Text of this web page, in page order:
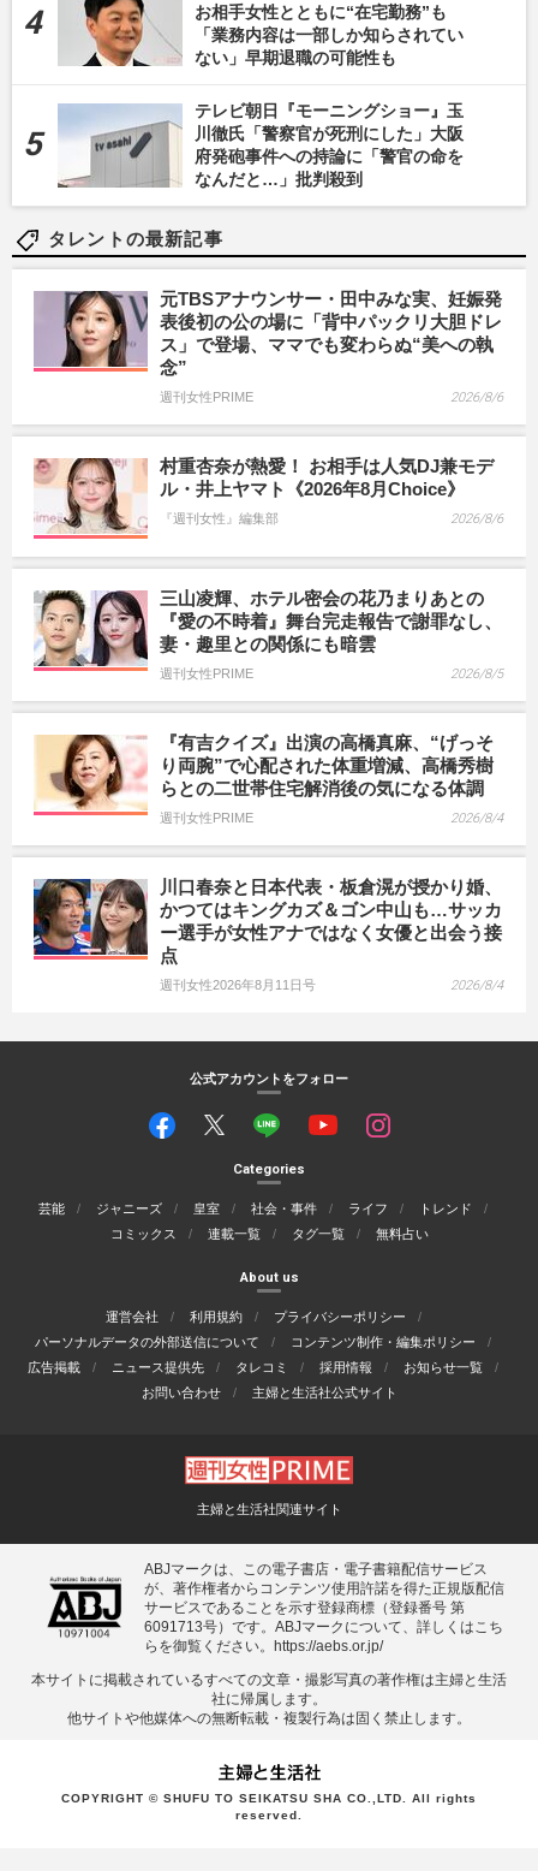
お相手女性とともに“在宅勤務”も
「業務内容は一部しか知らされてい
ない」早期退職の可能性も
テレビ朝日『モーニングショー』玉
川徹氏「警察官が死刑にした」大阪
府発砲事件への持論に「警官の命を
なんだと…」批判殺到
タレントの最新記事
元TBSアナウンサー・田中みな実、妊娠発
表後初の公の場に「背中パックリ大胆ドレ
ス」で登場、ママでも変わらぬ“美への執
念”
週刊女性PRIME 2026/8/6
村重杏奈が熱愛！ お相手は人気DJ兼モデ
ル・井上ヤマト《2026年8月Choice》
『週刊女性』編集部 2026/8/6
三山凌輝、ホテル密会の花乃まりあとの
『愛の不時着』舞台完走報告で謝罪なし、
妻・趣里との関係にも暗雲
週刊女性PRIME 2026/8/5
『有吉クイズ』出演の高橋真麻、“げっそ
り両腕”で心配された体重増減、高橋秀樹
らとの二世帯住宅解消後の気になる体調
週刊女性PRIME 2026/8/4
川口春奈と日本代表・板倉滉が授かり婚、
かつてはキングカズ＆ゴン中山も…サッカ
ー選手が女性アナではなく女優と出会う接
点
週刊女性2026年8月11日号 2026/8/4
公式アカウントをフォロー
Categories
芸能 ジャニーズ 皇室 社会・事件 ライフ
トレンド
コミックス
連載一覧 タグ一覧 無料占い
About us
運営会社 利用規約
プライバシーポリシー
パーソナルデータの外部送信について
コンテンツ制作・編集ポリシー
広告掲載
ニュース提供先 タレコミ 採用情報
お知らせ一覧
お問い合わせ
主婦と生活社公式サイト
主婦と生活社関連サイト
ABJマークは、この電子書店・電子書籍配信サービス
が、著作権者からコンテンツ使用許諾を得た正規版配信
サービスであることを示す登録商標（登録番号 第
6091713号）です。ABJマークについて、詳しくはこち
らを御覧ください。 https://aebs.or.jp/
本サイトに掲載されているすべての⽂章・撮影写真の著作権は主婦と⽣活
社に帰属します。
他サイトや他媒体への無断転載・複製⾏為は固く禁⽌します。
COPYRIGHT © SHUFU TO SEIKATSU SHA CO.,LTD. All rights
reserved.